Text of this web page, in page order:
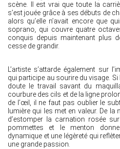
scène. Il est vrai que toute la
s’est jouée grâce à ses débuts de
alors qu’elle n’avait encore que
soprano, qui couvre quatre
conquis depuis maintenant plus
cesse de grandir.
L’artiste s’attarde également sur
qui participe au sourire du visage. Si
doute le travail savant du
courbure des cils et de la ligne
de l’œil, il ne faut pas oublier le
lumière qui les met en valeur. De la
d’estomper la carnation rosée
pommettes et le menton
dynamique et une légèreté qui
une grande passion.